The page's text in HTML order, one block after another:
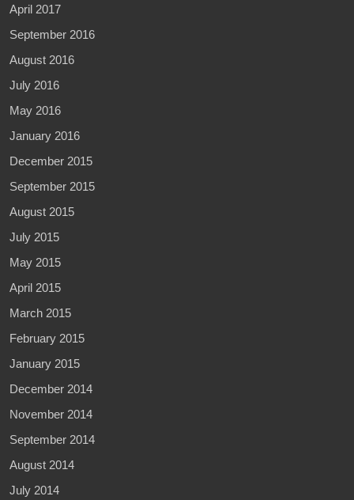
April 2017
September 2016
August 2016
July 2016
May 2016
January 2016
December 2015
September 2015
August 2015
July 2015
May 2015
April 2015
March 2015
February 2015
January 2015
December 2014
November 2014
September 2014
August 2014
July 2014